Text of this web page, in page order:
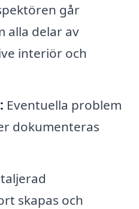
går
alla delar av
interiör och
Eventuella problem
dokumenteras
skapas och